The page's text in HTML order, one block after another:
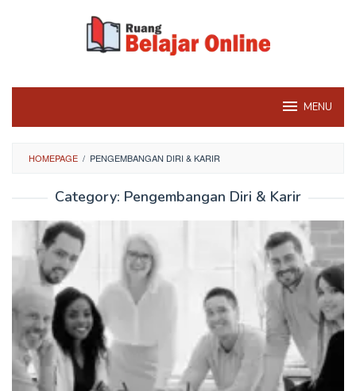
MENU
HOMEPAGE / PENGEMBANGAN DIRI & KARIR
Category: Pengembangan Diri & Karir